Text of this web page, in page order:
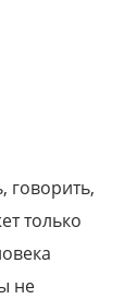
говорить,
только
не